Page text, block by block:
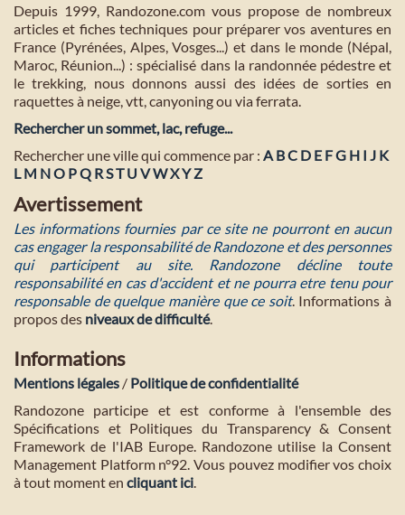
Depuis 1999, Randozone.com vous propose de nombreux
articles et fiches techniques pour préparer vos aventures en
France (Pyrénées, Alpes, Vosges...) et dans le monde (Népal,
Maroc, Réunion...) : spécialisé dans la randonnée pédestre et
le trekking, nous donnons aussi des idées de sorties en
raquettes à neige, vtt, canyoning ou via ferrata.
Rechercher un sommet, lac, refuge...
Rechercher une ville qui commence par : A BC D E FG H I J K
L M NO PQ RST U VWXYZ
Avertissement
Les informations fournies par ce site ne pourront en aucun
cas engager la responsabilité de Randozone et des personnes
qui participent au site. Randozone décline toute
responsabilité en cas d'accident et ne pourra etre tenu pour
responsable de quelque manière que ce soit. Informations à
propos des niveaux de difficulté.
Informations
Mentions légales / Politique de confidentialité
Randozone participe et est conforme à l'ensemble des
Spécifications et Politiques du Transparency & Consent
Framework de l'IAB Europe. Randozone utilise la Consent
Management Platform n°92. Vous pouvez modifier vos choix
à tout moment en cliquant ici.